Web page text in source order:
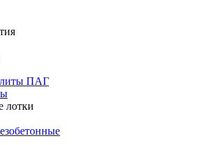
ПАГ
лотки